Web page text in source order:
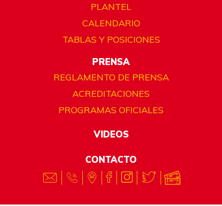
PLANTEL
CALENDARIO
TABLAS Y POSICIONES
PRENSA
REGLAMENTO DE PRENSA
ACREDITACIONES
PROGRAMAS OFICIALES
VIDEOS
CONTACTO